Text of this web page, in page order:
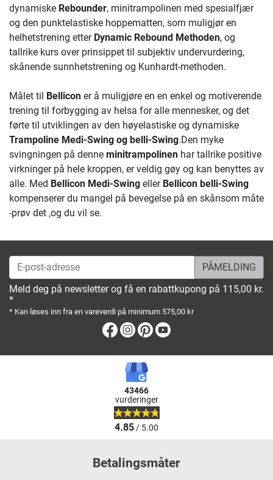
dynamiske Rebounder, minitrampolinen med spesialfjær
og den punktelastiske hoppematten, som muligjør en
helhetstrening etter Dynamic Rebound Methoden, og
tallrike kurs over prinsippet til subjektiv undervurdering,
skånende sunnhetstrening og Kunhardt-methoden.
Målet til Bellicon er å muligjøre en en enkel og motiverende
trening til forbygging av helsa for alle mennesker, og det
førte til utviklingen av den høyelastiske og dynamiske
Trampoline Medi-Swing og belli-Swing.Den myke
svingningen på denne minitrampolinen har tallrike positive
virkninger på hele kroppen, er veldig gøy og kan benyttes av
alle. Med Bellicon Medi-Swing eller Bellicon belli-Swing
kompenserer du mangel på bevegelse på en skånsom måte
-prøv det ,og du vil se.
E-post-adresse
Meld deg på newsletter og få en rabattkupong på 115,00 kr.
*
* Kan løses inn fra en vareverdi på minimum 575,00 kr
Facebook
Instagram
Pinterest
43466
vurderinger
4.85/ 5.00
Betalingsmåter